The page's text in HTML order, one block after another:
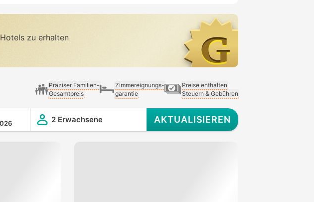
zu erhalten
Präziser Familien-
Gesamtpreis
Zimmereignungs-
garantie
Preise enthalten
Steuern & Gebühren
2 Erwachsene AKTUALISIEREN